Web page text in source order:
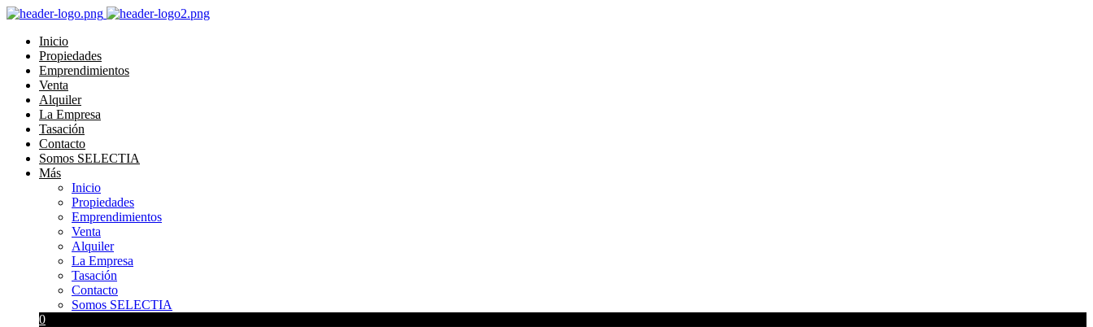
Inicio
Propiedades
Emprendimientos
Venta
Alquiler
La Empresa
Tasación
Contacto
Somos SELECTIA
Más
Inicio
Propiedades
Emprendimientos
Venta
Alquiler
La Empresa
Tasación
Contacto
Somos SELECTIA
0